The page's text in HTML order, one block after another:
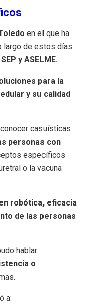
en el que ha
largo de estos días
y ASELME.
para la
y su calidad
casuísticas
personas con
específicos
o la vacuna
robótica, eficacia
de las personas
hablar
o
a: